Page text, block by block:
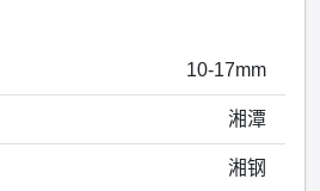
10-17mm
湘潭
湘钢